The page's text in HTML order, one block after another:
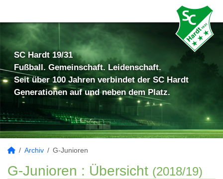
SC Hardt 19/31
Fußball. Gemeinschaft. Leidenschaft.
Seit über 100 Jahren verbindet der SC Hardt
Generationen auf und neben dem Platz.
Archiv G-Junioren
G-Junioren : Übersicht (2018/19)